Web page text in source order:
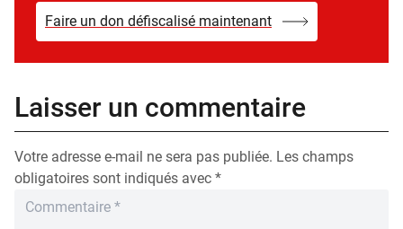
Faire un don défiscalisé maintenant
Laisser un commentaire
Votre adresse e-mail ne sera pas publiée. Les champs
obligatoires sont indiqués avec *